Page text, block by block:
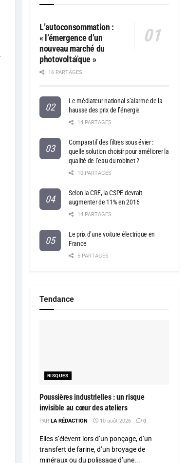
L’autoconsommation :
« l’émergence d’un
nouveau marché du
photovoltaïque »
16 PARTAGES
Le médiateur national s’alarme de la
hausse des prix de l’énergie
14 PARTAGES
Comparatif des filtres sous évier :
quelle solution choisir pour améliorer la
qualité de l’eau du robinet ?
10 PARTAGES
Selon la CRE, la CSPE devrait
augmenter de 11% en 2016
14 PARTAGES
Le prix d’une voiture électrique en
France
5 PARTAGES
Tendance
RISQUES
Poussières industrielles : un risque
invisible au cœur des ateliers
PAR LA RÉDACTION 10 août 2026 0
Elles s’élèvent lors d’un ponçage, d’un
transfert de farine, d’un broyage de
minéraux ou du polissage d’une...